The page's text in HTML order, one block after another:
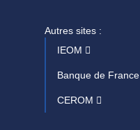
Autres sites :
IEOM
Banque de France
CEROM